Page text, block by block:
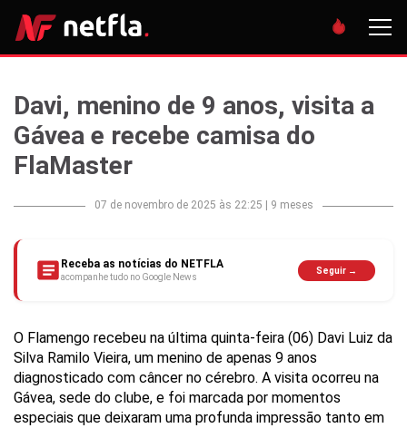
Davi, menino de 9 anos, visita a
Gávea e recebe camisa do
FlaMaster
07 de novembro de 2025 às 22:25 9 meses
Receba as notícias do NETFLA
acompanhe tudo no Google News
Seguir →
O Flamengo recebeu na última quinta-feira (06) Davi Luiz da
Silva Ramilo Vieira, um menino de apenas 9 anos
diagnosticado com câncer no cérebro. A visita ocorreu na
Gávea, sede do clube, e foi marcada por momentos
especiais que deixaram uma profunda impressão tanto em